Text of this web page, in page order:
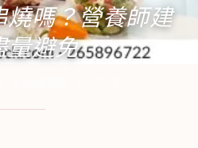
燒嗎？營養師建
量避免